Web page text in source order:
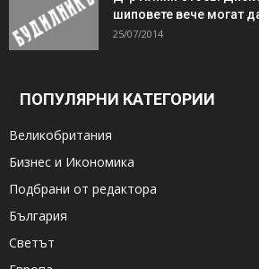
шиповете вече могат
25/07/2014
ПОПУЛЯРНИ КАТЕГОРИИ
Великобритания
Бизнес и Икономика
Подбрани от редактора
България
Светът